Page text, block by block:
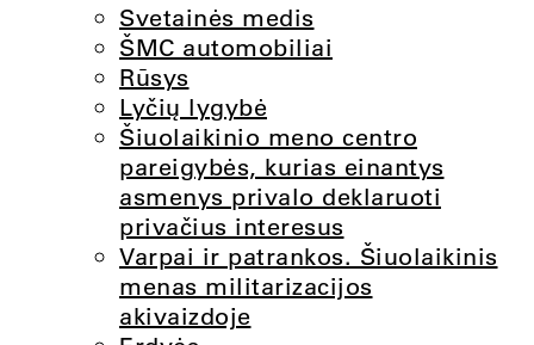
Svetainės medis
ŠMC automobiliai
Rūsys
Lyčių lygybė
Šiuolaikinio meno centro
pareigybės, kurias einantys
asmenys privalo deklaruoti
privačius interesus
Varpai ir patrankos. Šiuolaikinis
menas militarizacijos
akivaizdoje